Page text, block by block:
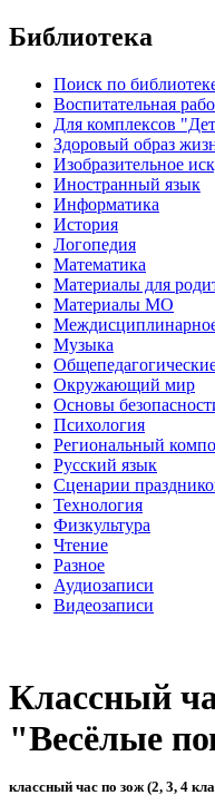
Библиотека
Поиск по
Воспитательная
Для комплексов
Здоровый образ
Изобразительное
Иностранный язык
Информатика
История
Логопедия
Математика
Материалы для
Материалы МО
Музыка
Окружающий мир
Основы
Психология
Региональный
Русский язык
Сценарии
Технология
Физкультура
Чтение
Разное
Аудиозаписи
Видеозаписи
Классный
"Весёлые
классный час по зож (2, 3, 4